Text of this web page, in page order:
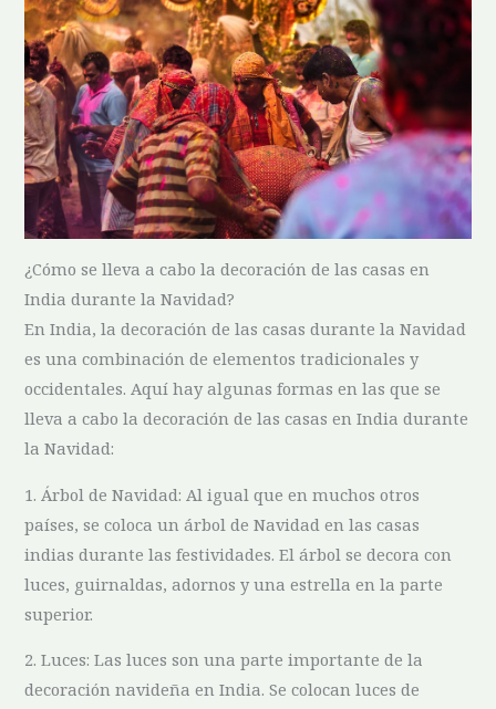
¿Cómo se lleva a cabo la decoración de ⁤las casas en
India durante la Navidad?
En India, la decoración de las casas durante la Navidad
es⁤ una ‍combinación de elementos ‌tradicionales y
⁤occidentales. ⁣Aquí hay algunas formas en las que ‍se
lleva a cabo la decoración​ de las casas⁢ en India durante
la Navidad:
1. Árbol de Navidad: ⁢Al igual que en muchos⁤ otros⁤
países, se coloca un árbol de Navidad en las casas
indias⁢ durante las festividades. El​ árbol se decora con
luces, guirnaldas, adornos y una estrella en la parte
superior.
2. Luces: Las luces ‍son‌ una parte ⁤importante‌ de la
decoración navideña en ⁤India. Se ‍colocan⁣ luces ‌de‍